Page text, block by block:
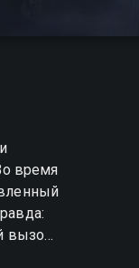
время
вызов.